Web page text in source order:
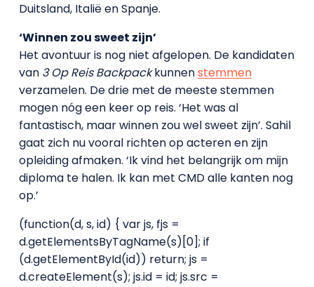
Duitsland, Italië en Spanje.
‘Winnen zou sweet zijn’
Het avontuur is nog niet afgelopen. De kandidaten
van 3 Op Reis Backpackkunnenstemmen
verzamelen. De drie met de meeste stemmen
mogen nóg een keer op reis. ‘Het was al
fantastisch, maar winnen zou wel sweet zijn’. Sahil
gaat zich nu vooral richten op acteren en zijn
opleiding afmaken. ‘Ik vind het belangrijk om mijn
diploma te halen. Ik kan met CMD alle kanten nog
op.’
(function(d, s, id) { var js, fjs =
d.getElementsByTagName(s)[0]; if
(d.getElementById(id)) return; js =
d.createElement(s); js.id = id; js.src =